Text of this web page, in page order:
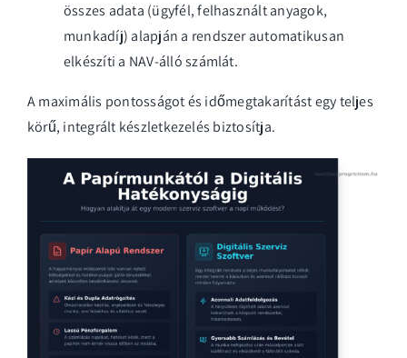
összes adata (ügyfél, felhasznált anyagok,
munkadíj) alapján a rendszer automatikusan
elkészíti a NAV-álló számlát.
A maximális pontosságot és időmegtakarítást egy teljes
körű, integrált készletkezelés biztosítja.